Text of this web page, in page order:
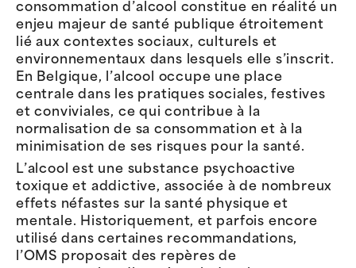
consommation d’alcool constitue en réalité un
enjeu majeur de santé publique étroitement
lié aux contextes sociaux, culturels et
environnementaux dans lesquels elle s’inscrit.
En Belgique, l’alcool occupe une place
centrale dans les pratiques sociales, festives
et conviviales, ce qui contribue à la
normalisation de sa consommation et à la
minimisation de ses risques pour la santé.
L’alcool est une substance psychoactive
toxique et addictive, associée à de nombreux
effets néfastes sur la santé physique et
mentale. Historiquement, et parfois encore
utilisé dans certaines recommandations,
l’OMS proposait des repères de